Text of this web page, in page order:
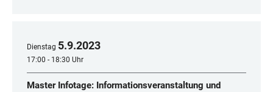
Dienstag 5.9.2023
17:00 - 18:30 Uhr
Master Infotage: Informationsveranstaltung und